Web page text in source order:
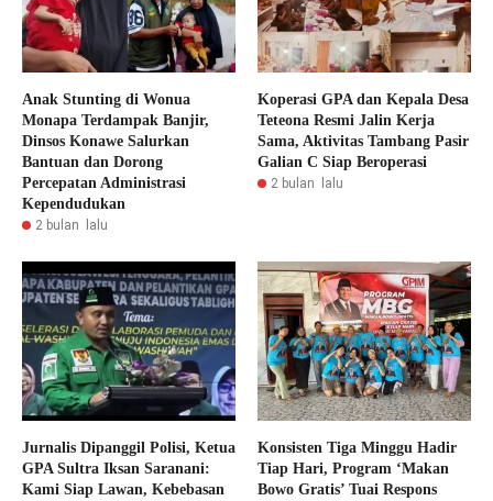
Anak Stunting di Wonua
Monapa Terdampak Banjir,
Dinsos Konawe Salurkan
Bantuan dan Dorong
Percepatan Administrasi
Kependudukan
2 bulan lalu
Koperasi GPA dan Kepala Desa
Teteona Resmi Jalin Kerja
Sama, Aktivitas Tambang Pasir
Galian C Siap Beroperasi
2 bulan lalu
Jurnalis Dipanggil Polisi, Ketua
GPA Sultra Iksan Saranani:
Kami Siap Lawan, Kebebasan
Konsisten Tiga Minggu Hadir
Tiap Hari, Program ‘Makan
Bowo Gratis’ Tuai Respons